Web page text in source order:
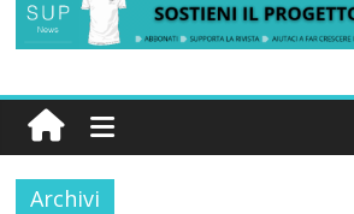
Archivi